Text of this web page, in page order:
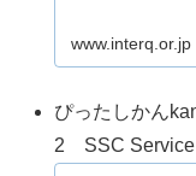
www.interq.or.jp
ぴったしかん
2 SSC Service